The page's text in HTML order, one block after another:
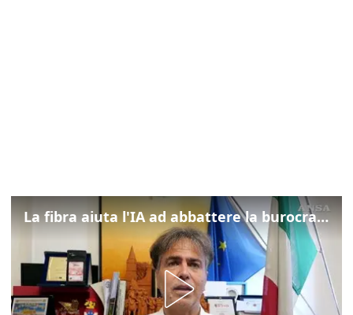
La fibra aiuta l'IA ad abbattere la burocrazia, progetto pilota in Veneto